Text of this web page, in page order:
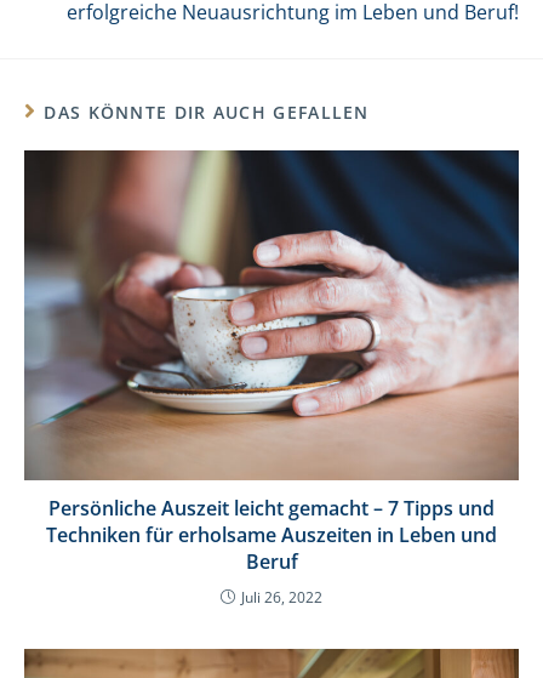
erfolgreiche Neuausrichtung im Leben und Beruf!
DAS KÖNNTE DIR AUCH GEFALLEN
Persönliche Auszeit leicht gemacht – 7 Tipps und
Techniken für erholsame Auszeiten in Leben und
Beruf
Juli 26, 2022